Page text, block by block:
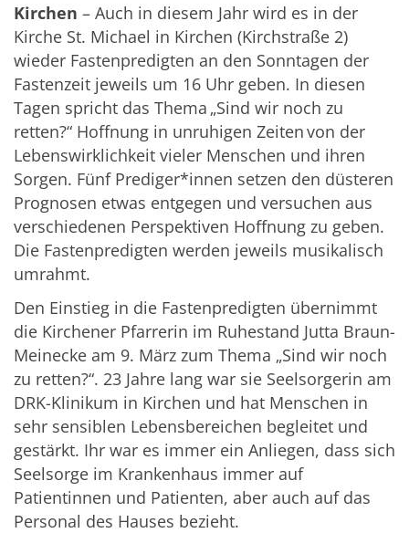
Kirchen – Auch in diesem Jahr wird es in der
Kirche St. Michael in Kirchen (Kirchstraße 2)
wieder Fastenpredigten an den Sonntagen der
Fastenzeit jeweils um 16 Uhr geben. In diesen
Tagen spricht das Thema „Sind wir noch zu
retten?“ Hoffnung in unruhigen Zeiten von der
Lebenswirklichkeit vieler Menschen und ihren
Sorgen. Fünf Prediger*innen setzen den düsteren
Prognosen etwas entgegen und versuchen aus
verschiedenen Perspektiven Hoffnung zu geben.
Die Fastenpredigten werden jeweils musikalisch
umrahmt.
Den Einstieg in die Fastenpredigten übernimmt
die Kirchener Pfarrerin im Ruhestand Jutta Braun-
Meinecke am 9. März zum Thema „Sind wir noch
zu retten?“. 23 Jahre lang war sie Seelsorgerin am
DRK-Klinikum in Kirchen und hat Menschen in
sehr sensiblen Lebensbereichen begleitet und
gestärkt. Ihr war es immer ein Anliegen, dass sich
Seelsorge im Krankenhaus immer auf
Patientinnen und Patienten, aber auch auf das
Personal des Hauses bezieht.